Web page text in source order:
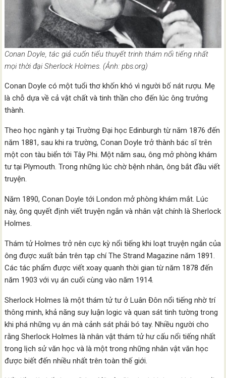
Conan Doyle, tác giả cuốn tiểu thuyết trinh thám nổi tiếng nhất
mọi thời đại Sherlock Holmes. (Ảnh: pbs.org)
Conan Doyle có một tuổi thơ khốn khó vì người bố nát rượu. Mẹ
là chỗ dựa về cả vật chất và tinh thần cho đến lúc ông trưởng
thành.
Theo học ngành y tại Trường Đại học Edinburgh từ năm 1876 đến
năm 1881, sau khi ra trường, Conan Doyle trở thành bác sĩ trên
một con tàu biển tới Tây Phi. Một năm sau, ông mở phòng khám
tư tại Plymouth. Trong những lúc chờ bệnh nhân, ông bắt đầu viết
truyện.
Năm 1890, Conan Doyle tới London mở phòng khám mắt. Lúc
này, ông quyết định viết truyện ngắn và nhân vật chính là Sherlock
Holmes.
Thám tử Holmes trở nên cực kỳ nổi tiếng khi loạt truyện ngắn của
ông được xuất bản trên tạp chí The Strand Magazine năm 1891.
Các tác phẩm được viết xoay quanh thời gian từ năm 1878 đến
năm 1903 với vụ án cuối cùng vào năm 1914.
Sherlock Holmes là một thám tử tư ở Luân Đôn nổi tiếng nhờ trí
thông minh, khả năng suy luận logic và quan sát tinh tường trong
khi phá những vụ án mà cảnh sát phải bó tay. Nhiều người cho
rằng Sherlock Holmes là nhân vật thám tử hư cấu nổi tiếng nhất
trong lịch sử văn học và là một trong những nhân vật văn học
được biết đến nhiều nhất trên toàn thế giới.